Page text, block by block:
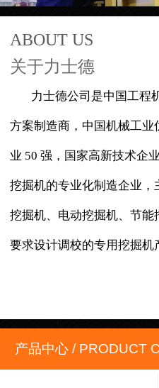
ABOUT US
关于力士德
力士德公司是中国工程
方案制造商，中国机械工
业 50 强，国家高新技术企
挖掘机的专业化制造企业，
挖掘机、电动挖掘机、节
要求设计调校的专用挖掘机
产品中心 / PRODUCT